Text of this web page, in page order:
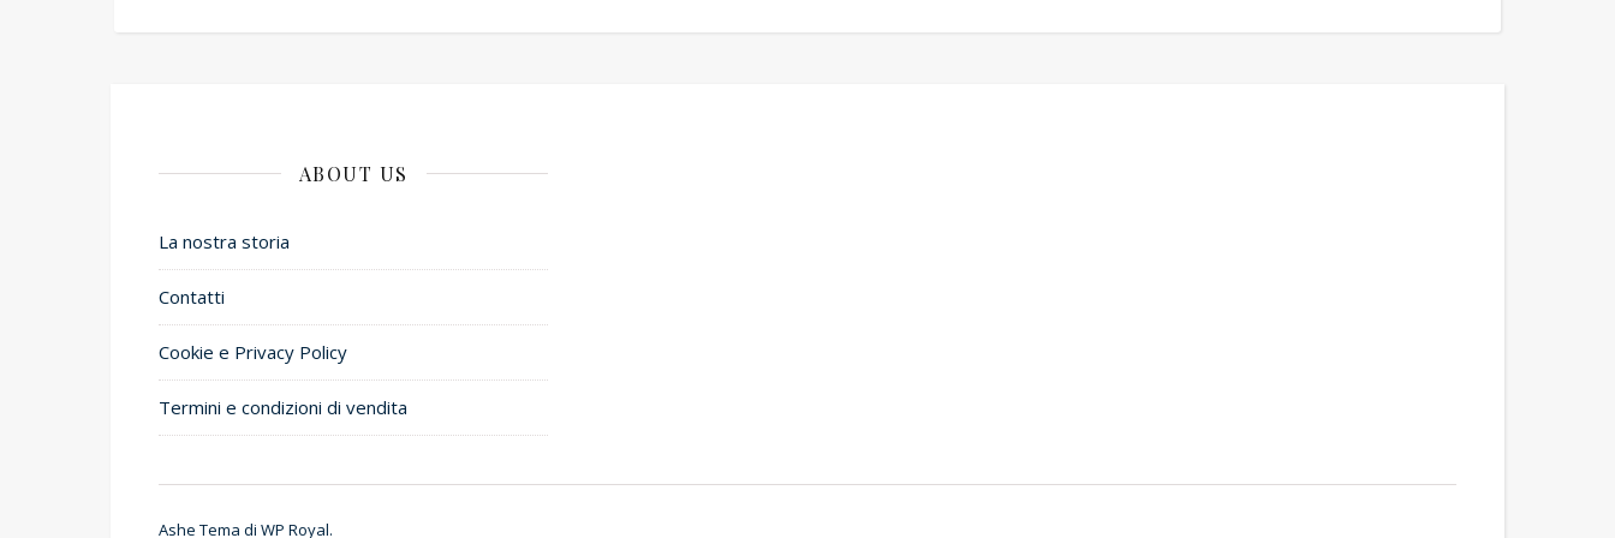
ABOUT US
La nostra storia
Contatti
Cookie e Privacy Policy
Termini e condizioni di vendita
Ashe Tema di WP Royal.